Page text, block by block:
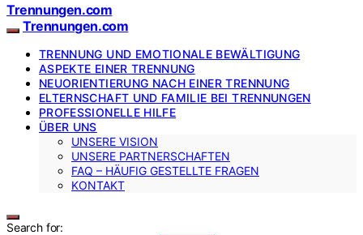
Trennungen.com
Trennungen.com
TRENNUNG UND EMOTIONALE BEWÄLTIGUNG
ASPEKTE EINER TRENNUNG
NEUORIENTIERUNG NACH EINER TRENNUNG
ELTERNSCHAFT UND FAMILIE BEI TRENNUNGEN
PROFESSIONELLE HILFE
ÜBER UNS
UNSERE VISION
UNSERE PARTNERSCHAFTEN
FAQ – HÄUFIG GESTELLTE FRAGEN
KONTAKT
Search for: